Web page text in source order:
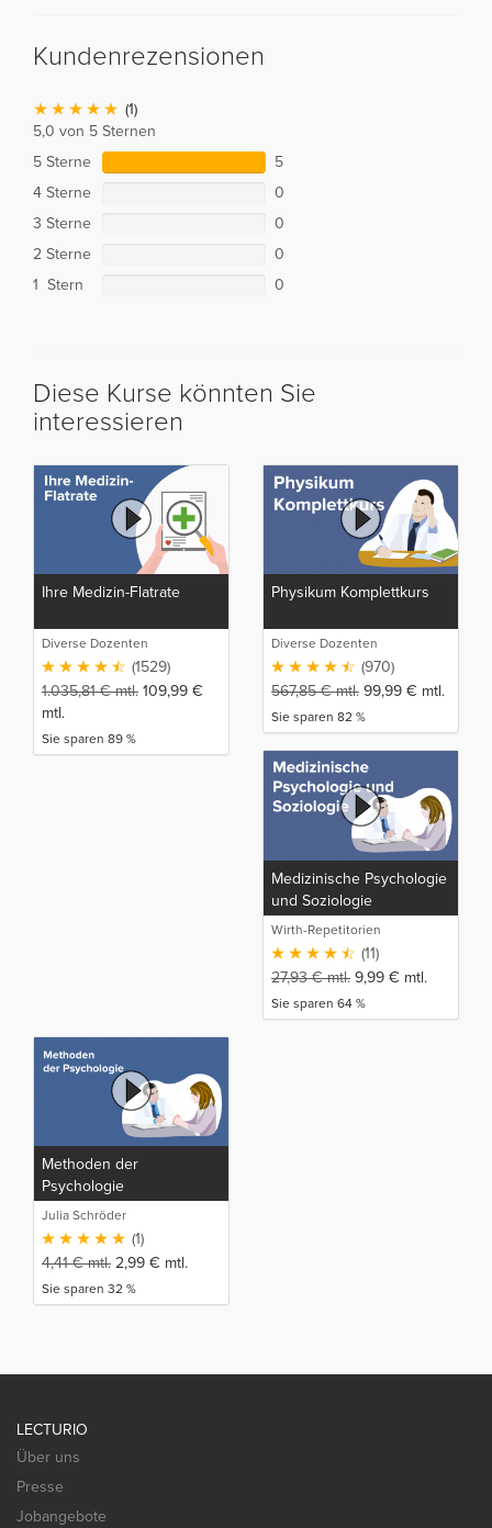
Kundenrezensionen
(1)
5,0 von 5 Sternen
5 Sterne
5
4 Sterne
0
3 Sterne
0
2 Sterne
0
1 Stern
0
Diese Kurse könnten Sie
interessieren
Ihre Medizin-Flatrate
Diverse Dozenten
(1529)
1.035,81€mtl. 109,99 €
mtl.
Sie sparen 89 %
Physikum Komplettkurs
Diverse Dozenten
(970)
567,85€mtl. 99,99 € mtl.
Sie sparen 82 %
Medizinische Psychologie
und Soziologie
Wirth-Repetitorien
(11)
27,93€mtl. 9,99 € mtl.
Sie sparen 64 %
Methoden der
Psychologie
Julia Schröder
(1)
4,41€mtl. 2,99 € mtl.
Sie sparen 32 %
LECTURIO
Über uns
Presse
Jobangebote